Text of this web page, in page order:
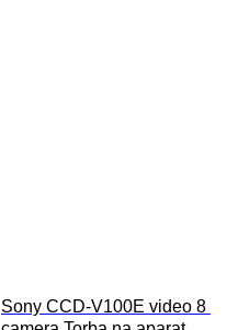
Sony CCD-V100E video 8